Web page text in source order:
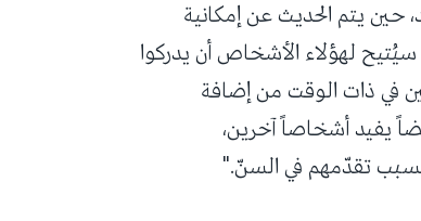
يتم الحديث عن إمكانية
لهؤلاء الأشخاص أن يدركوا
في ذات الوقت من إضافة
يفيد أشخاصاً آخرين،
تقدّمهم في السنّ."